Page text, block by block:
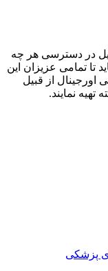
در دسترسی هر چه
تا تمامی عزیزان این
از قبیل
نمایند.